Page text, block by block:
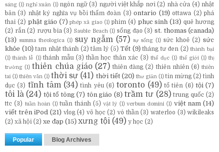
sáng (1) nghỉ xuân (1) ngôn ngữ (3) người việt khắp nơi (2) nhà cửa (4) nhật
bản (3) nhật ký nghĩa vụ bồi thẩm đoàn (3) ontario (19) ottawa (2) phá
thai (2) phật giáo (7) phép xã giao (1) phim (4) phục sinh (13) quê hương
(2) rắn (2) rượu bia (3) Sauble Beach (1) sống đạo (3) st. thomas (canada)
(13)
summa theologica (1) suy ngẫm (57) sự sống (1) sức khoẻ (2) sức
khỏe (10) tam nhật thánh (2) tâm lý (5) Tết (9) tháng tư đen (2) thành bại
(1) thánh lễ (1) thánh mẫu (3) thần học thân xác (3) thể dục (1) thế giới (1) thị
trường (1) thiên chúa giáo (27) thiên đàng (2) thiên nhiên (6) thiên
tai (1) thiên văn (1) thời sự (41) thời tiết (20) thư giản (1) tin mừng (2) tình
dục (3) tĩnh tâm (34) tình yêu (6) toronto (49) tổ tiên (6) tội (7)
tôi là (24) tội tổ tông (7) tôn giáo (8) trầm tư (28) trung quốc (2)
ttc (3) tuần hoàn (1) tuần thánh (5) vật lý (1) verbum domini (1) việt nam (14)
viết trên iPod (21) vlog (4) võ học (2) vô thần (3) waterloo (3) wikileaks
(2) xã hội (2) xe đạp (15) xưng tội (49) y học (2)
Popular Blog Archives